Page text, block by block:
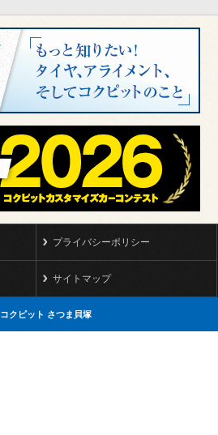
プライバシーポリシー
サイトマップ
コクピット さつま貝塚